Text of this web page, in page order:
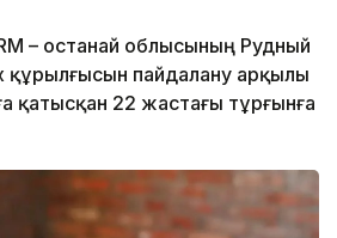
– Қостанай облысының Рудный
құрылғысын пайдалану арқылы
қатысқан 22 жастағы тұрғынға